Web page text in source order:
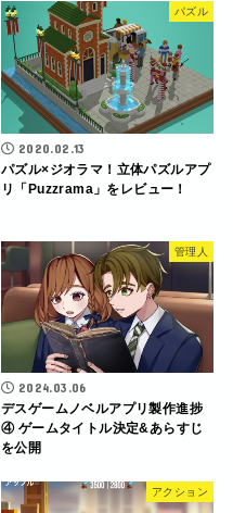
パズル
2020.02.13
パズル×ジオラマ！立体パズルアプ
リ「Puzzrama」をレビュー！
管理人
2024.03.06
デスゲームノベルアプリ製作進捗
④ ゲームタイトル決定&あらすじ
を公開
アクション